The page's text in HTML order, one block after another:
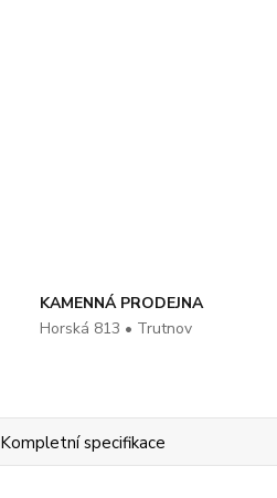
KAMENNÁ PRODEJNA
Horská 813 • Trutnov
Kompletní specifikace